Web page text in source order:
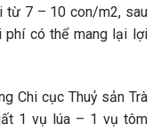
từ 7 – 10 con/m2, sau
phí có thể mang lại lợi
Chi cục Thuỷ sản Trà
1 vụ lúa – 1 vụ tôm